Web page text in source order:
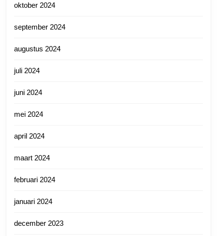
oktober 2024
september 2024
augustus 2024
juli 2024
juni 2024
mei 2024
april 2024
maart 2024
februari 2024
januari 2024
december 2023